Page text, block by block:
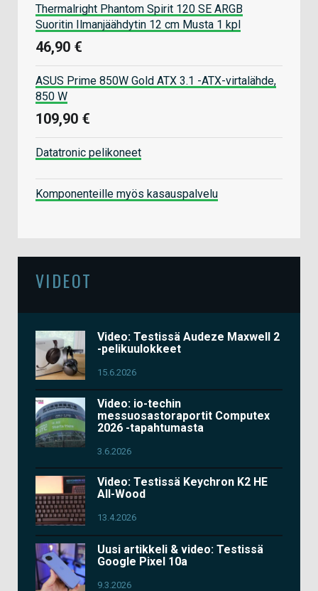
Thermalright Phantom Spirit 120 SE ARGB
Suoritin Ilmanjäähdytin 12 cm Musta 1 kpl
46,90 €
ASUS Prime 850W Gold ATX 3.1 -ATX-virtalähde,
850 W
109,90 €
Datatronic pelikoneet
Komponenteille myös kasauspalvelu
VIDEOT
Video: Testissä Audeze Maxwell 2
-pelikuulokkeet
15.6.2026
Video: io-techin
messuosastoraportit Computex
2026 -tapahtumasta
3.6.2026
Video: Testissä Keychron K2 HE
All-Wood
13.4.2026
Uusi artikkeli & video: Testissä
Google Pixel 10a
9.3.2026